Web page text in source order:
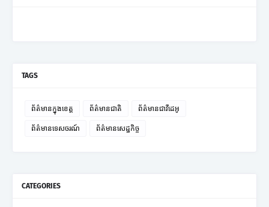
TAGS
ព័ត៌មានក្នុងខេត្ត ព័ត៌មានជាតិ ព័ត៌មានជាវីដេអូ
ព័ត៌មានទេសចរណ៍ ព័ត៌មានសេដ្ឋកិច្ច
CATEGORIES